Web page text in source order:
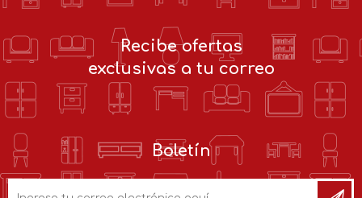
Recibe ofertas
exclusivas a tu correo
Boletín